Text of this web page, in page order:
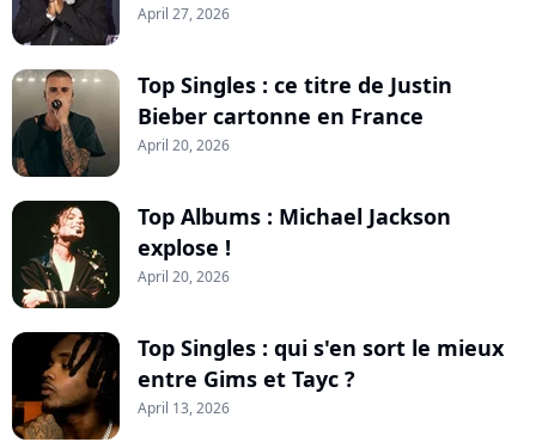
April 27, 2026
Top Singles : ce titre de Justin
Bieber cartonne en France
April 20, 2026
Top Albums : Michael Jackson
explose !
April 20, 2026
Top Singles : qui s'en sort le mieux
entre Gims et Tayc ?
April 13, 2026